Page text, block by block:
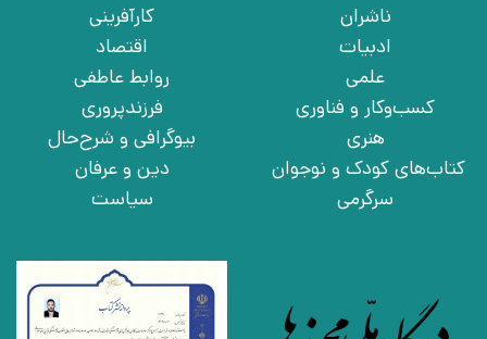
ناشران
ادبیات
علمی
کسب‌وکار و فناوری
هنری
کتاب‌های کودک و نوجوان
سرگرمی
کارآفرینی
اقتصاد
روابط عاطفی
فرزندپروری
بیوگرافی و شرح‌حال
دین و عرفان
سیاست